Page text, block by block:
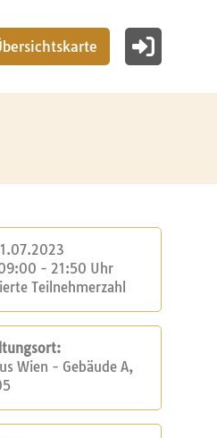
- 21:50 Uhr
Teilnehmerzahl
Wien - Gebäude A,